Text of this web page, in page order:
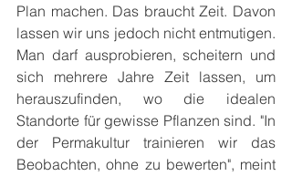
Plan machen. Das braucht Zeit. Davon
lassen wir uns jedoch nicht entmutigen.
Man darf ausprobieren, scheitern und
sich mehrere Jahre Zeit lassen, um
herauszufinden, wo die idealen
Standorte für gewisse Pflanzen sind. "In
der Permakultur trainieren wir das
Beobachten, ohne zu bewerten", meint